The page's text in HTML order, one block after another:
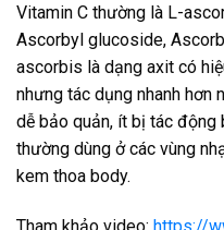
Vitamin C thường là L-
Ascorbyl glucoside,
ascorbis là dạng axit có
nhưng tác dụng nhanh hơn
dễ bảo quản, ít bị tác động
thường dùng ở các vùng
kem thoa body.